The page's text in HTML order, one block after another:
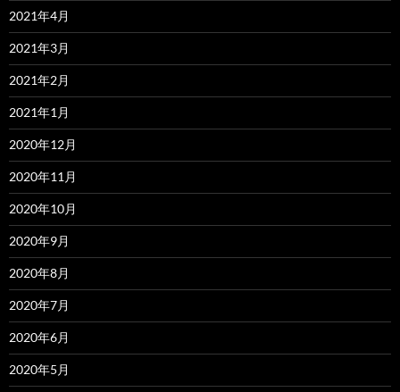
2021年4月
2021年3月
2021年2月
2021年1月
2020年12月
2020年11月
2020年10月
2020年9月
2020年8月
2020年7月
2020年6月
2020年5月